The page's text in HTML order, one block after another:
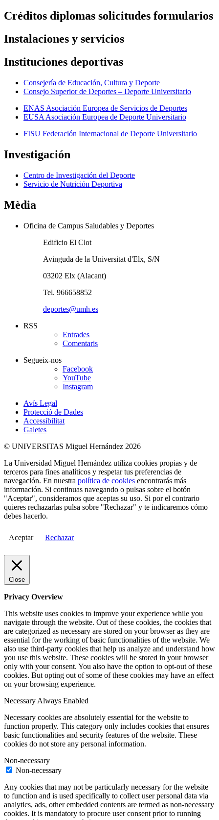
Créditos diplomas solicitudes formularios
Instalaciones y servicios
Instituciones deportivas
Consejería de Educación, Cultura y Deporte
Consejo Superior de Deportes – Deporte Universitario
ENAS Asociación Europea de Servicios de Deportes
EUSA Asociación Europea de Deporte Universitario
FISU Federación Internacional de Deporte Universitario
Investigación
Centro de Investigación del Deporte
Servicio de Nutrición Deportiva
Mèdia
Oficina de Campus Saludables y Deportes
Edificio El Clot
Avinguda de la Universitat d'Elx, S/N
03202 Elx (Alacant)
Tel. 966658852
deportes@umh.es
RSS
Entrades
Comentaris
Segueix-nos
Facebook
YouTube
Instagram
Avís Legal
Protecció de Dades
Accessibilitat
Galetes
© UNIVERSITAS Miguel Hernández 2026
La Universidad Miguel Hernández utiliza cookies propias y de
terceros para fines analíticos y respetar tus preferencias de
navegación. En nuestra política de cookies encontrarás más
información. Si continuas navegando o pulsas sobre el botón
"Aceptar", consideramos que aceptas su uso. Si por el contrario
quieres rechazarlas pulsa sobre "Rechazar" y te indicaremos cómo
debes hacerlo.
Aceptar Rechazar
Close
Privacy Overview
This website uses cookies to improve your experience while you
navigate through the website. Out of these cookies, the cookies that
are categorized as necessary are stored on your browser as they are
essential for the working of basic functionalities of the website. We
also use third-party cookies that help us analyze and understand how
you use this website. These cookies will be stored in your browser
only with your consent. You also have the option to opt-out of these
cookies. But opting out of some of these cookies may have an effect
on your browsing experience.
Necessary Always Enabled
Necessary cookies are absolutely essential for the website to
function properly. This category only includes cookies that ensures
basic functionalities and security features of the website. These
cookies do not store any personal information.
Non-necessary
Non-necessary
Any cookies that may not be particularly necessary for the website
to function and is used specifically to collect user personal data via
analytics, ads, other embedded contents are termed as non-necessary
cookies. It is mandatory to procure user consent prior to running